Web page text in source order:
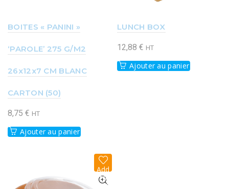
BOITES « PANINI »
‘PAROLE’ 275 G/M2
26x12x7 CM BLANC
CARTON (50)
8,75 € HT
Ajouter au panier
LUNCH BOX
12,88 € HT
Ajouter au panier
Add
to
wish